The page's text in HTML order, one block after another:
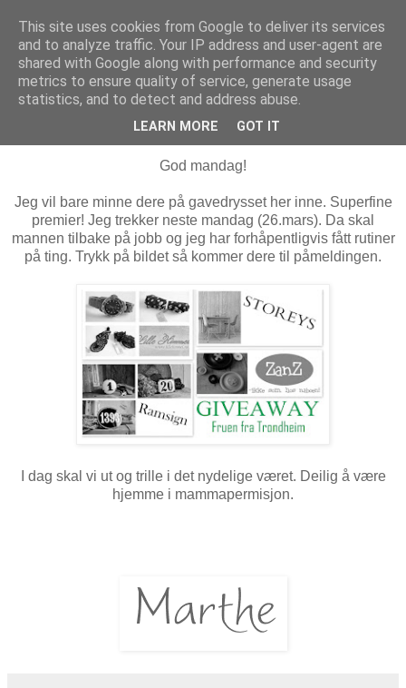
MARTHE EIDAHL
mandag 19. mars 2012
God mandag!
Jeg vil bare minne dere på gavedrysset her inne. Superfine
premier! Jeg trekker neste mandag (26.mars). Da skal
mannen tilbake på jobb og jeg har forhåpentligvis fått rutiner
på ting. Trykk på bildet så kommer dere til påmeldingen.
I dag skal vi ut og trille i det nydelige været. Deilig å være
hjemme i mammapermisjon.
This site uses cookies from Google to deliver its services
and to analyze traffic. Your IP address and user-agent are
shared with Google along with performance and security
metrics to ensure quality of service, generate usage
statistics, and to detect and address abuse.
LEARN MORE GOT IT